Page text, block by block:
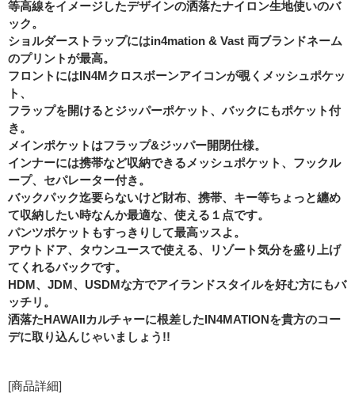
等高線をイメージしたデザインの洒落たナイロン生地使いのバ
ック。
ショルダーストラップにはin4mation & Vast 両ブランドネーム
のプリントが最高。
フロントにはIN4Mクロスボーンアイコンが覗くメッシュポケッ
ト、
フラップを開けるとジッパーポケット、バックにもポケット付
き。
メインポケットはフラップ&ジッパー開閉仕様。
インナーには携帯など収納できるメッシュポケット、フックル
ープ、セパレーター付き。
バックパック迄要らないけど財布、携帯、キー等ちょっと纏め
て収納したい時なんか最適な、使える１点です。
パンツポケットもすっきりして最高ッスよ。
アウトドア、タウンユースで使える、リゾート気分を盛り上げ
てくれるバックです。
HDM、JDM、USDMな方でアイランドスタイルを好む方にもバ
ッチリ。
洒落たHAWAIIカルチャーに根差したIN4MATIONを貴方のコー
デに取り込んじゃいましょう!!
[商品詳細]